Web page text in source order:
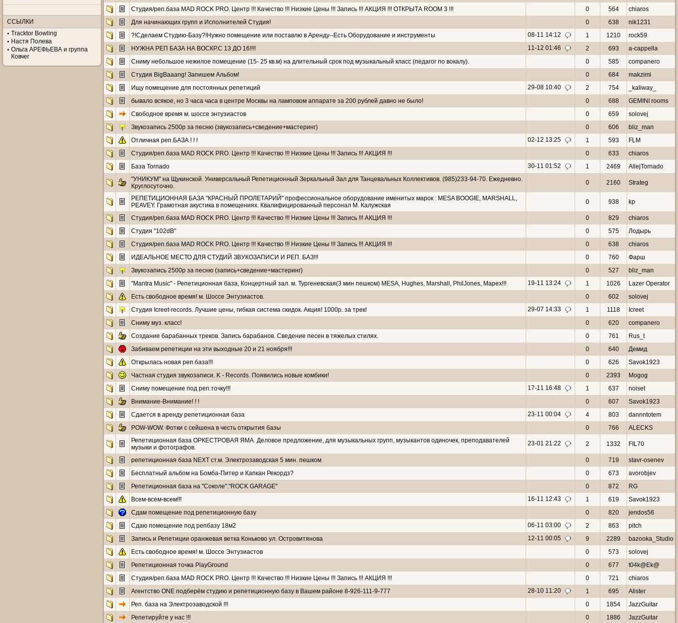
ССЫЛКИ
Tracktor Bowling
Настя Полева
Ольга АРЕФЬЕВА и группа
Ковчег
Cтудия/реп.база MAD ROCK PRO. Центр !!! Качество !!! Низкие Цены !!! Запись !!! АКЦИЯ !!! ОТКРЫТА ROOM 3 !!!
0 564
chiaros
Для начинающих групп и Исполнителей Студия!
0 638
nik1231
?!Сделаем Студию-Базу?!Нужно помещение или поставлю в Аренду--Есть Оборудование и инструменты
08-11 14:12 1 1210
rock59
НУЖНА РЕП БАЗА НА ВОСКР.С 13 ДО 16!!!!
11-12 01:46 2 693
a-cappella
Сниму небольшое нежилое помещение (15- 25 кв.м) на длительный срок под музыкальный класс (педагог по вокалу).
0 585
companero
Студия BigBaaang! Запишем Альбом!
0 684
makzimi
Ищу помещение для постоянных репетиций
29-08 10:40 2 754
_kaliway_
бывало всякое, но 3 часа часа в центре Москвы на ламповом аппарате за 200 рублей давно не было!
0 688
GEMINI rooms
Свободное время м. шоссе энтузиастов
0 659
solovej
Звукозапись 2500р за песню (звукозапись+сведение+мастеринг)
0 606
bliz_man
Отличная реп.БАЗА ! ! !
02-12 13:25 1 593
FLM
Cтудия/реп.база MAD ROCK PRO. Центр !!! Качество !!! Низкие Цены !!! Запись !!! АКЦИЯ !!!
0 633
chiaros
База Tornado
30-11 01:52 1 2469
AllejTornado
"УНИКУМ" на Щукинской. Универсальный Репетиционный Зеркальный Зал для Танцевальных Коллективов. (985)233-94-70. Ежедневно.
Круглосуточно.
0 2160 Strateg
РЕПЕТИЦИОННАЯ БАЗА "КРАСНЫЙ ПРОЛЕТАРИЙ" профессиональное оборудование именитых марок : MESA BOOGIE, MARSHALL,
PEAVEY. Грамотная акустика в помещениях. Квалифицированный персонал М. Калужская
0 938 kp
Cтудия/реп.база MAD ROCK PRO. Центр !!! Качество !!! Низкие Цены !!! Запись !!! АКЦИЯ !!! 0 829
chiaros
Студия "102dB"
0 575
Лодырь
Cтудия/реп.база MAD ROCK PRO. Центр !!! Качество !!! Низкие Цены !!! Запись !!! АКЦИЯ !!!
0 638
chiaros
ИДЕАЛЬНОЕ МЕСТО ДЛЯ СТУДИЙ ЗВУКОЗАПИСИ И РЕП. БАЗ!!!
0 760
Фарш
Звукозапись 2500р за песню (запись+сведение+мастеринг)
0 527
bliz_man
"Mantra Music" - Репетиционная база, Концертный зал. м. Тургеневская(3 мин пешком) MESA, Hughes, Marshall, PhilJones, Mapex!!!
19-11 13:24 1 1026
Lazer Operator
Есть свободное время! м. Шоссе Энтузиастов.
0 602
solovej
Студия Icreet-records. Лучшие цены, гибкая система скидок. Акция! 1000р. за трек!
29-07 14:33 1 1118
Icreet
Сниму муз. класс!
0 620
companero
Создание барабанных треков. Запись барабанов. Сведение песен в тяжелых стилях.
0 761
Rus_t
Забиваем репетиции на эти выходные 20 и 21 ноября!!!
0 640
Демид
Открылась новая реп.база!!!
0 626
Savok1923
Частная студия звукозаписи. K - Records. Появились новые комбики!
0 2393
Mogog
Сниму помещение под реп.точку!!!
17-11 16:48 1 637
noiset
Внимание-Внимание! ! !
0 607
Savok1923
Сдается в аренду репетиционная база
23-11 00:04 4 803
dannntotem
POW-WOW. Фотки с сейшена в честь открытия базы
0 766
ALECKS
Репетиционная база ОРКЕСТРОВАЯ ЯМА. Деловое предложение, для музыкальных групп, музыкантов одиночек, преподавателей
музыки и фотографов.
23-01 21:22 2 1332 FIL70
репетиционная база NEXT ст.м. Электрозаводская 5 мин. пешком 0 719
stavr-osenev
Бесплатный альбом на Бомба-Питер и Капкан Рекордз?
0 673
avorobjev
Репетиционная база на "Соколе"."ROCK GARAGE"
0 872
RG
Всем-всем-всем!!!
16-11 12:43 1 619
Savok1923
Сдам помещение под репетиционную базу
0 820
jendos56
Сдаю помещение под репбазу 18м2
06-11 03:00 2 863
pitch
Запись и Репетиции оранжевая ветка Коньково ул. Островитянова
12-11 00:05 9 2289
bazooka_Studio
Есть свободное время! м. Шоссе Энтузиастов
0 573
solovej
Репетиционная точка PlayGround
0 677
t04k@Ek@
Cтудия/реп.база MAD ROCK PRO. Центр !!! Качество !!! Низкие Цены !!! Запись !!! АКЦИЯ !!!
0 721
chiaros
Агентство ONE подберём студию и репетиционную базу в Вашем районе 8-926-111-9-777
28-10 11:20 1 695
Alister
Реп. база на Электрозаводской !!!
0 1854
JazzGuitar
Репетируйте у нас !!!
0 1886 JazzGuitar